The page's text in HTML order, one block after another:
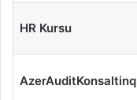
HR Kursu
AzerAuditKonsaltinq